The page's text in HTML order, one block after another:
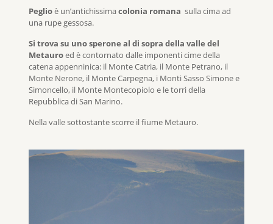
Peglioè un’antichissimacolonia romana sulla cima ad
una rupe gessosa.
Si trova su uno sperone al di sopra della valle del
Metauroed è contornato dalle imponenti cime della
catena appenninica: il Monte Catria, il Monte Petrano, il
Monte Nerone, il Monte Carpegna, i Monti Sasso Simone e
Simoncello, il Monte Montecopiolo e le torri della
Repubblica di San Marino.
Nella valle sottostante scorre il fiume Metauro.